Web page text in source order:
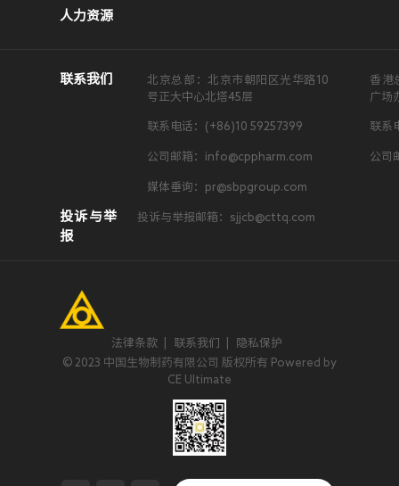
人力资源
联系我们
北京总部：北京市朝阳区光华路10
号正大中心北塔45层
联系电话：(+86)10 59257399
公司邮箱：info@cppharm.com
媒体垂询：pr@sbpgroup.com
香港
广场
联系
公司
投诉与举
报
投诉与举报邮箱：sjjcb@cttq.com
法律条款 联系我们
隐私保护
© 2023 中国生物制药有限公司 版权所有 Powered by
CE Ultimate